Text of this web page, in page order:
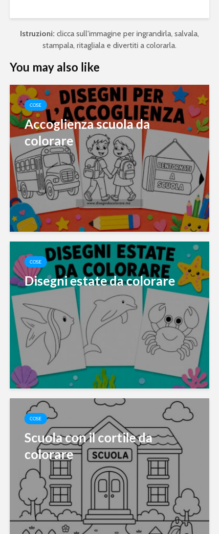
Istruzioni: clicca sull'immagine per ingrandirla, salvala,
stampala, ritagliala e divertiti a colorarla.
You may also like
COSE
Accoglienza scuola da
colorare
COSE
Disegni estate da colorare
COSE
Scuola con il cortile da
colorare